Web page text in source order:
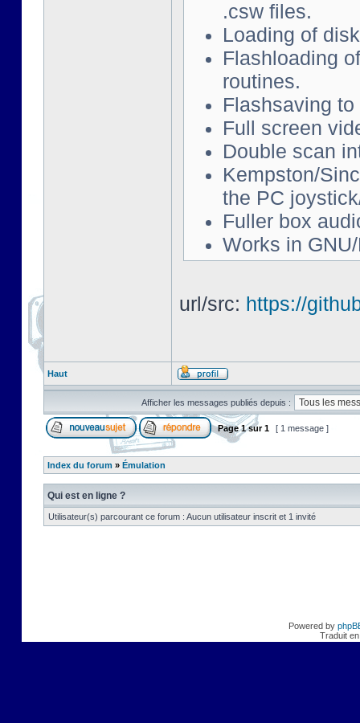
.csw files.
Loading of
Flashloading
routines.
Flashsaving
Full screen
Double scan
Kempston/
the PC
Fuller box
Works in
url/src: https://
Haut
Afficher les messages publiés depuis :
Page1sur1 [ 1 message ]
Index du forum » Émulation
Qui est en ligne ?
Utilisateur(s) parcourant ce forum : Aucun utilisateur inscrit et 1 invité
Powered by
Traduit